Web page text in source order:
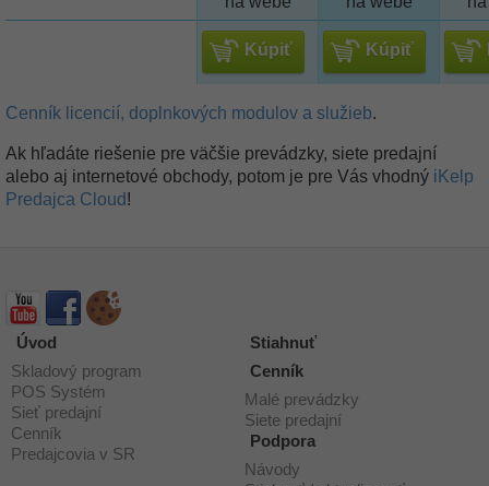
Kúpiť Kúpiť
Cenník licencií, doplnkových modulov a služieb.
Ak hľadáte riešenie pre väčšie prevádzky, siete predajní
alebo aj internetové obchody, potom je pre Vás vhodný iKelp
Predajca Cloud !
Úvod
Skladový program
POS Systém
Sieť predajní
Cenník
Predajcovia v SR
Stiahnuť
Cenník
Malé prevádzky
Siete predajní
Podpora
Návody